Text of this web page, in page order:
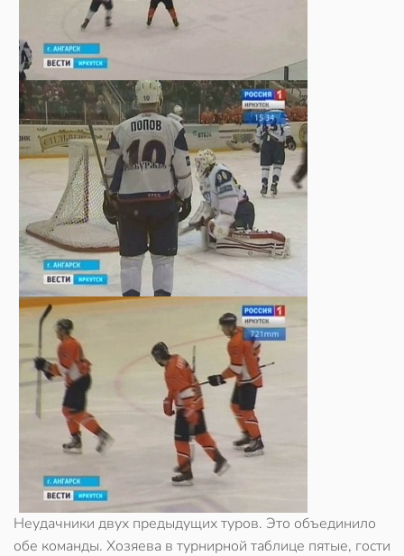
Неудачники двух предыдущих туров. Это объединило
обе команды. Хозяева в турнирной таблице пятые, гости